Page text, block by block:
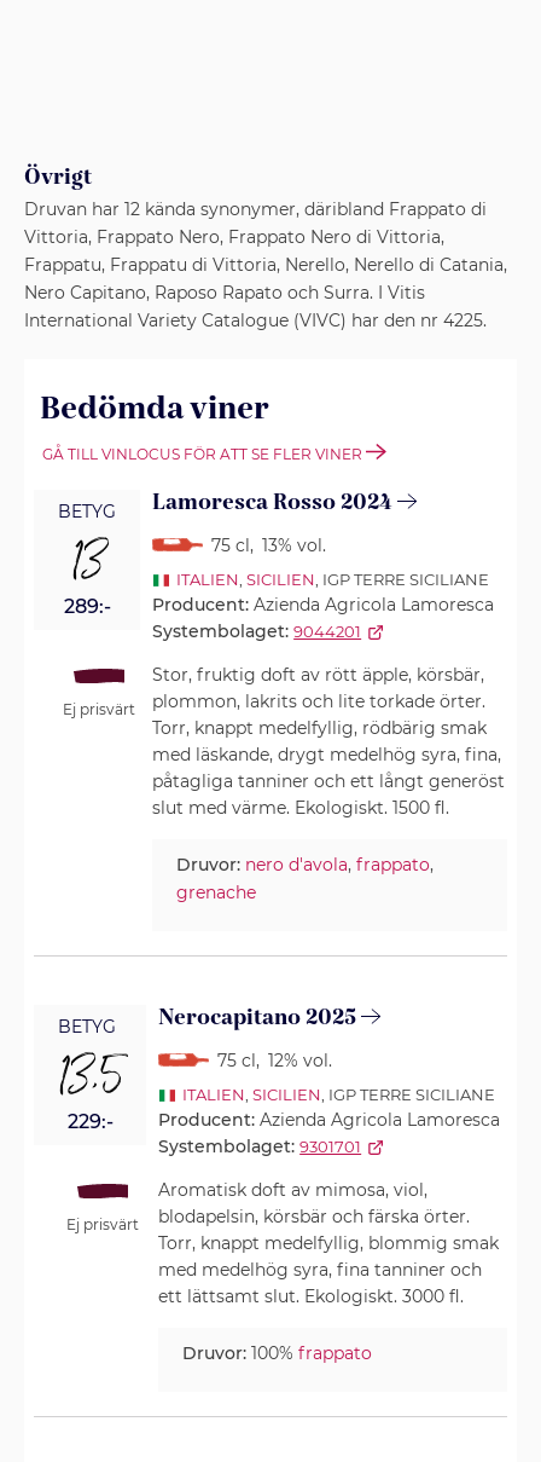
Övrigt
Druvan har 12 kända synonymer, däribland Frappato di
Vittoria, Frappato Nero, Frappato Nero di Vittoria,
Frappatu, Frappatu di Vittoria, Nerello, Nerello di Catania,
Nero Capitano, Raposo Rapato och Surra. I Vitis
International Variety Catalogue (VIVC) har den nr 4225.
Bedömda viner
GÅ TILL VINLOCUS FÖR ATT SE FLER VINER
BETYG
13
289:-
Ej prisvärt
Lamoresca Rosso 2024
75 cl, 13% vol.
ITALIEN SICILIEN , IGP TERRE SICILIANE
Producent:Azienda Agricola Lamoresca
Systembolaget: 9044201
Stor, fruktig doft av rött äpple, körsbär,
plommon, lakrits och lite torkade örter.
Torr, knappt medelfyllig, rödbärig smak
med läskande, drygt medelhög syra, fina,
påtagliga tanniner och ett långt generöst
slut med värme. Ekologiskt. 1500 fl.
Druvor: nero d'avola,frappato,
grenache
BETYG
13,5
229:-
Ej prisvärt
Nerocapitano 2025
75 cl, 12% vol.
ITALIEN SICILIEN , IGP TERRE SICILIANE
Producent:Azienda Agricola Lamoresca
Systembolaget: 9301701
Aromatisk doft av mimosa, viol,
blodapelsin, körsbär och färska örter.
Torr, knappt medelfyllig, blommig smak
med medelhög syra, fina tanniner och
ett lättsamt slut. Ekologiskt. 3000 fl.
Druvor: 100%frappato